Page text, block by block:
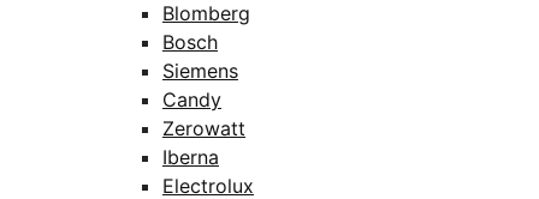
Blomberg
Bosch
Siemens
Candy
Zerowatt
Iberna
Electrolux